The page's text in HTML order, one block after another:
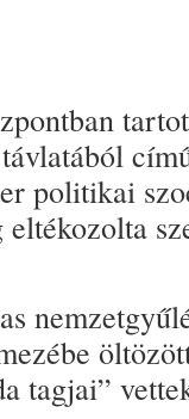
politikai
tagjai”